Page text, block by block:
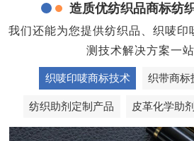
造质优纺织品商标纺
我们还能为您提供纺织品、织唛印
测技术解决方案一
织唛印唛商标技术 织带商标
纺织助剂定制产品 皮革化学助